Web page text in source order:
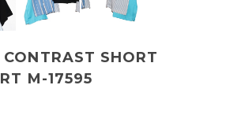
SHORT
M-17595